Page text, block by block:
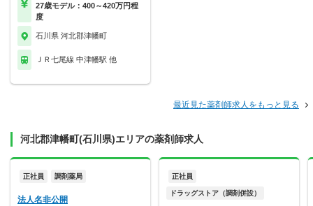
27歳モデル：400～420万円程
度
石川県 河北郡津幡町
ＪＲ七尾線 中津幡駅 他
最近見た薬剤師求人をもっと見る
河北郡津幡町(石川県)エリアの薬剤師求人
正社員 調剤薬局
法人名非公開
正社員
ドラッグストア（調剤併設）